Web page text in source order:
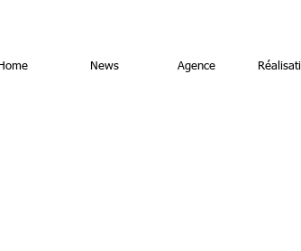
Home News Agence